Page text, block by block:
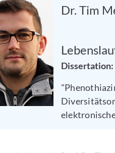
Dr. Tim
Dissertation: